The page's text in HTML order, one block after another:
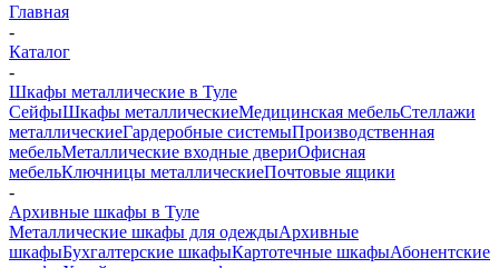
Главная
-
Каталог
-
Шкафы металлические в Туле
СейфыШкафы металлическиеМедицинская мебельСтеллажи
металлическиеГардеробные системыПроизводственная
мебельМеталлические входные двериОфисная
мебельКлючницы металлическиеПочтовые ящики
-
Архивные шкафы в Туле
Металлические шкафы для одеждыАрхивные
шкафыБухгалтерские шкафыКартотечные шкафыАбонентские